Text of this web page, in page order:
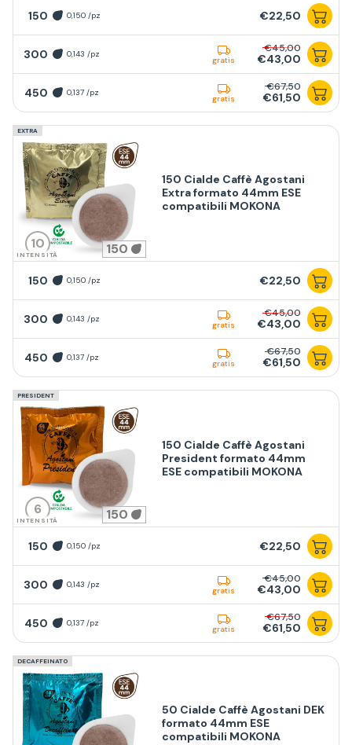
150 0,150 /pz €22,50
300 0,143 /pz
gratis
€45,00
€43,00
450 0,137 /pz
gratis
€67,50
€61,50
EXTRA
10
INTENSITÀ 150
150 Cialde Caffè Agostani
Extra formato 44mm ESE
compatibili MOKONA
150 0,150 /pz €22,50
300 0,143 /pz
gratis
€45,00
€43,00
450 0,137 /pz
gratis
€67,50
€61,50
PRESIDENT
6
INTENSITÀ 150
150 Cialde Caffè Agostani
President formato 44mm
ESE compatibili MOKONA
150 0,150 /pz €22,50
300 0,143 /pz
gratis
€45,00
€43,00
450 0,137 /pz
gratis
€67,50
€61,50
DECAFFEINATO
50 Cialde Caffè Agostani DEK
formato 44mm ESE
compatibili MOKONA